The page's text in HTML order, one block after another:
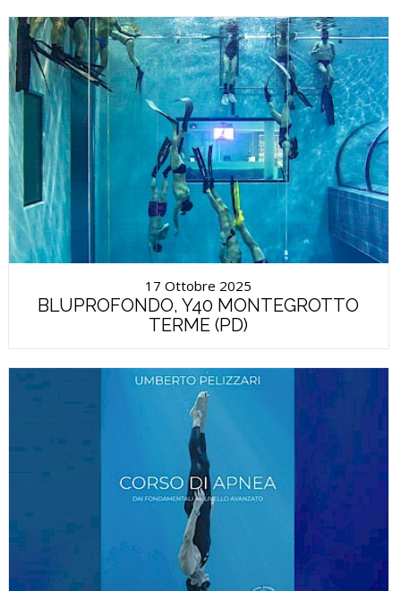
17 Ottobre 2025
BLUPROFONDO, Y40 MONTEGROTTO
TERME (PD)